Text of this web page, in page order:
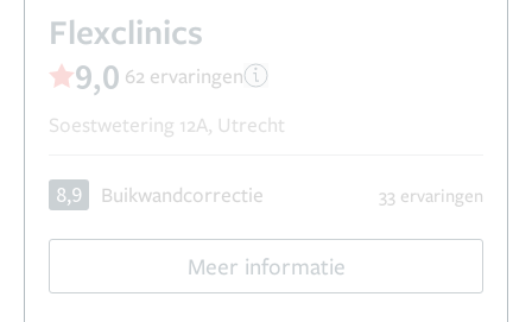
Flexclinics
9,0 62 ervaringen
Soestwetering 12A, Utrecht
8,9 Buikwandcorrectie 33 ervaringen
Meer informatie